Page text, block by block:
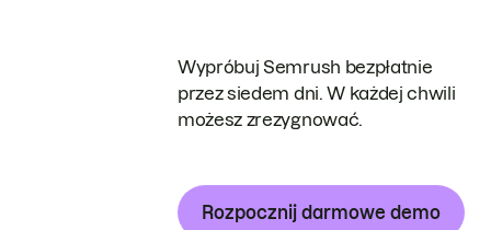
Wypróbuj Semrush bezpłatnie
przez siedem dni. W każdej chwili
możesz zrezygnować.
Rozpocznij darmowe demo